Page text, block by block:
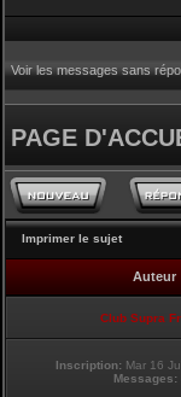
Voir les messages sans
PAGE
Imprimer le sujet
Auteur
Club Supra
Inscription: Mar 16
Messages: